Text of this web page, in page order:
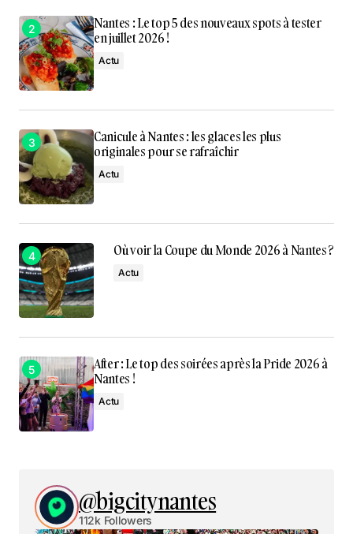
Nantes : Le top 5 des nouveaux spots à tester
en juillet 2026 !
Actu
Canicule à Nantes : les glaces les plus
originales pour se rafraîchir
Actu
Où voir la Coupe du Monde 2026 à Nantes ?
Actu
After : Le top des soirées après la Pride 2026 à
Nantes !
Actu
@bigcitynantes
112k Followers